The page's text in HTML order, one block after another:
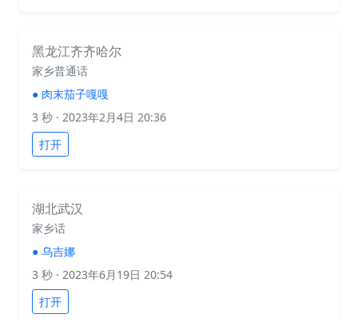
黑龙江齐齐哈尔
家乡普通话
● 肉末茄子嘎嘎
3 秒 · 2023年2月4日 20:36
打开
湖北武汉
家乡话
● 乌吉娜
3 秒 · 2023年6月19日 20:54
打开